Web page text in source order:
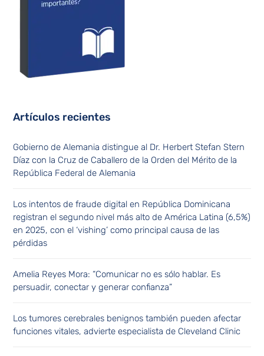
Artículos recientes
Gobierno de Alemania distingue al Dr. Herbert Stefan Stern
Díaz con la Cruz de Caballero de la Orden del Mérito de la
República Federal de Alemania
Los intentos de fraude digital en República Dominicana
registran el segundo nivel más alto de América Latina (6,5%)
en 2025, con el ‘vishing’ como principal causa de las
pérdidas
Amelia Reyes Mora: “Comunicar no es sólo hablar. Es
persuadir, conectar y generar confianza”
Los tumores cerebrales benignos también pueden afectar
funciones vitales, advierte especialista de Cleveland Clinic